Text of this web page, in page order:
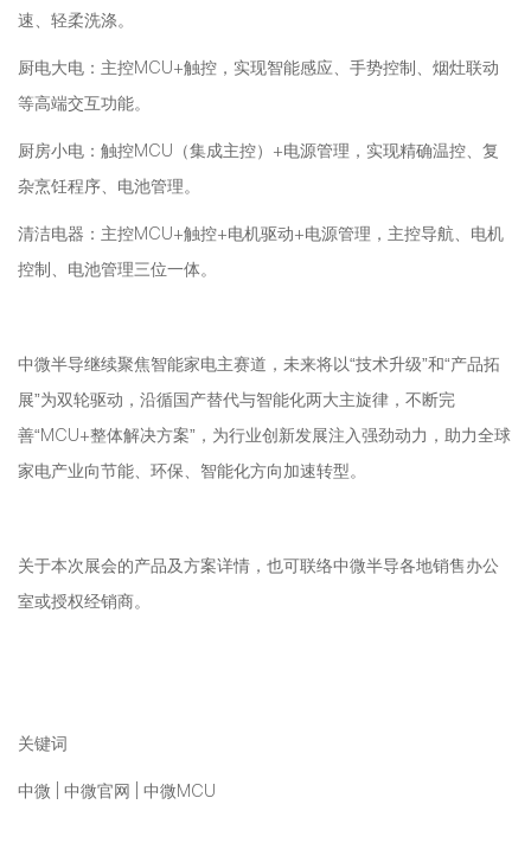
速、轻柔洗涤。
厨电大电：主控MCU+触控，实现智能感应、手势控制、烟灶联动
等高端交互功能。
厨房小电：触控MCU（集成主控）+电源管理，实现精确温控、复
杂烹饪程序、电池管理。
清洁电器：主控MCU+触控+电机驱动+电源管理，主控导航、电机
控制、电池管理三位一体。
中微半导继续聚焦智能家电主赛道，未来将以“技术升级”和“产品拓
展”为双轮驱动，沿循国产替代与智能化两大主旋律，不断完
善“MCU+整体解决方案”，为行业创新发展注入强劲动力，助力全球
家电产业向节能、环保、智能化方向加速转型。
关于本次展会的产品及方案详情，也可联络中微半导各地销售办公
室或授权经销商。
关键词
中微 | 中微官网 | 中微MCU